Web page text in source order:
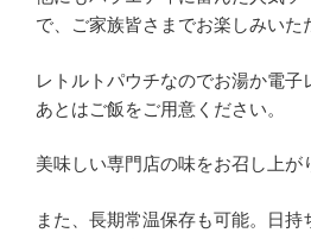
で、ご家族皆さまでお楽しみいた
レトルトパウチなのでお湯か電子
あとはご飯をご用意ください。
美味しい専門店の味をお召し上が
また、長期常温保存も可能。日持